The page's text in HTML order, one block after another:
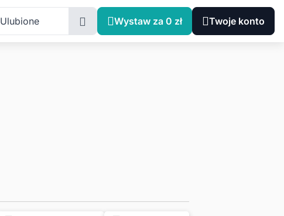
Ulubione Wystaw za 0 zł Twoje konto
Kujawsko-Pomorskie, Lipno